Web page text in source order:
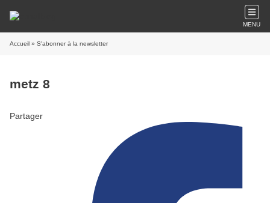
MENU
Accueil » S'abonner à la newsletter
metz 8
Partager